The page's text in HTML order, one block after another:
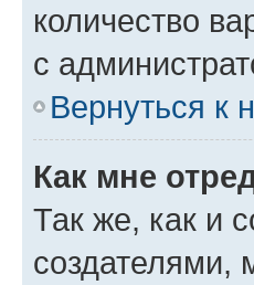
количество
с
Вернуться к
Как мне
Так же, как и
создателями,